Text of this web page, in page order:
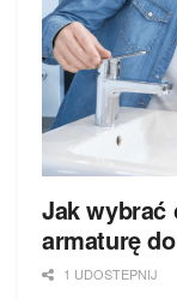
Jak wybrać
armaturę
1 UDOSTEPNIJ